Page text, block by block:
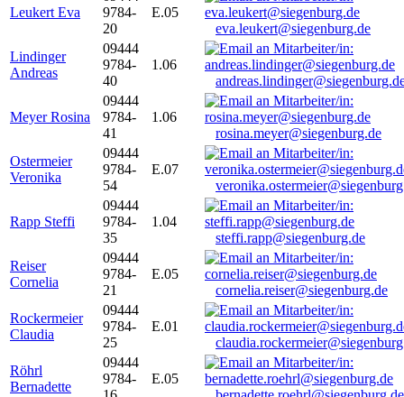
Leukert Eva
9784-
20
E.05
eva.leukert@siegenburg.de
Lindinger
Andreas
09444
9784-
40
1.06
Meyer Rosina
09444
9784-
41
1.06
rosina.meyer@siegenburg.de
Ostermeier
Veronika
09444
9784-
54
E.07
Rapp Steffi
09444
9784-
35
1.04
steffi.rapp@siegenburg.de
Reiser
Cornelia
09444
9784-
21
E.05
cornelia.reiser@siegenburg.de
Rockermeier
Claudia
09444
9784-
25
E.01
Röhrl
Bernadette
09444
9784-
E.05